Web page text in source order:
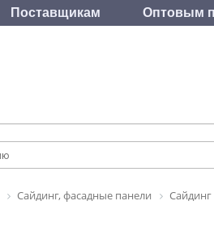
Поставщикам Оптовым
Сайдинг, фасадные панели Сайдинг